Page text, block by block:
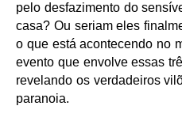
pelo desfazimento do
casa? Ou seriam eles
o que está acontecendo no
evento que envolve essas
revelando os verdadeiros
paranoia.